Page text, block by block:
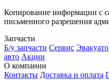
Копирование информации с
письменного разрешения
Запчасти
Б/у запчасти Сервис
авто Акции
О компании
Контакты Доставка и оплата